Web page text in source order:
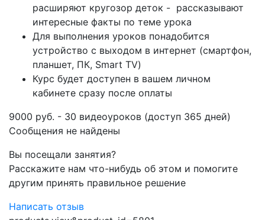
расширяют кругозор деток - рассказывают
интересные факты по теме урока
Для выполнения уроков понадобится
устройство с выходом в интернет (смартфон,
планшет, ПК, Smart TV)
Курс будет доступен в вашем личном
кабинете сразу после оплаты
9000 руб. - 30 видеоуроков (доступ 365 дней)
Сообщения не найдены
Вы посещали занятия?
Расскажите нам что-нибудь об этом и помогите
другим принять правильное решение
Написать отзыв